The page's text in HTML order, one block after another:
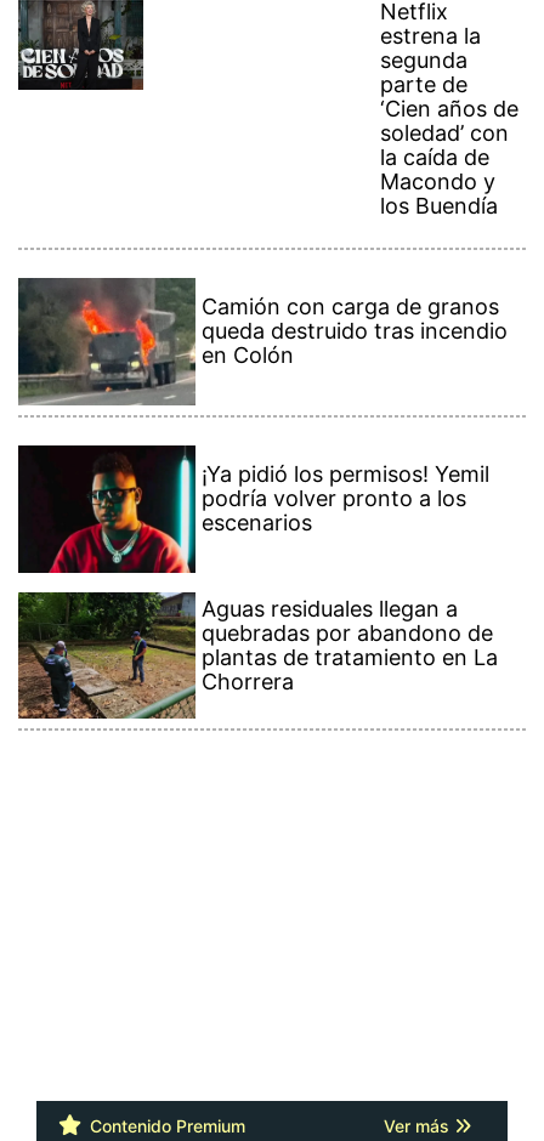
Netflix
estrena la
segunda
parte de
‘Cien años de
soledad’ con
la caída de
Macondo y
los Buendía
Camión con carga de granos
queda destruido tras incendio
en Colón
¡Ya pidió los permisos! Yemil
podría volver pronto a los
escenarios
Aguas residuales llegan a
quebradas por abandono de
plantas de tratamiento en La
Chorrera
Contenido Premium Ver más